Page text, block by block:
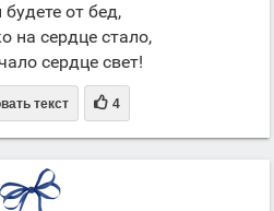
от бед,
на сердце стало,
сердце свет!
текст  4